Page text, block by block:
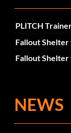
PLITCH
Fallout Shelter
Fallout Shelter
NEWS